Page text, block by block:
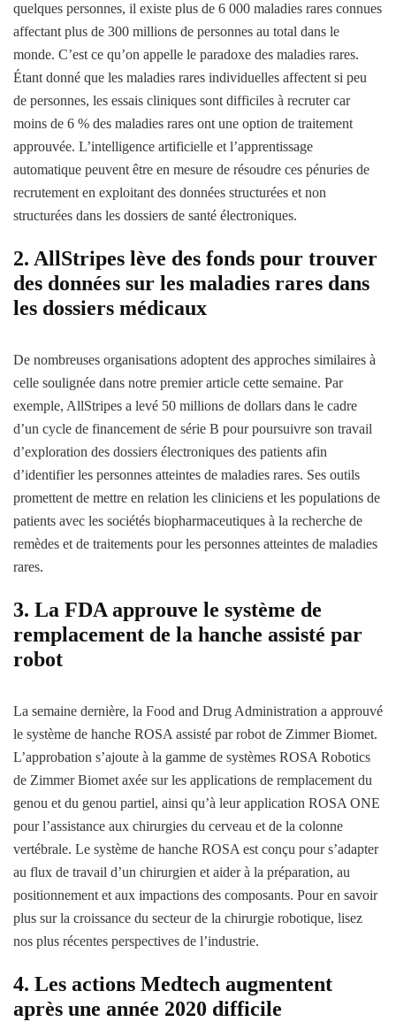
quelques personnes, il existe plus de 6 000 maladies rares connues
affectant plus de 300 millions de personnes au total dans le
monde. C’est ce qu’on appelle le paradoxe des maladies rares.
Étant donné que les maladies rares individuelles affectent si peu
de personnes, les essais cliniques sont difficiles à recruter car
moins de 6 % des maladies rares ont une option de traitement
approuvée. L’intelligence artificielle et l’apprentissage
automatique peuvent être en mesure de résoudre ces pénuries de
recrutement en exploitant des données structurées et non
structurées dans les dossiers de santé électroniques.
2. AllStripes lève des fonds pour trouver
des données sur les maladies rares dans
les dossiers médicaux
De nombreuses organisations adoptent des approches similaires à
celle soulignée dans notre premier article cette semaine. Par
exemple, AllStripes a levé 50 millions de dollars dans le cadre
d’un cycle de financement de série B pour poursuivre son travail
d’exploration des dossiers électroniques des patients afin
d’identifier les personnes atteintes de maladies rares. Ses outils
promettent de mettre en relation les cliniciens et les populations de
patients avec les sociétés biopharmaceutiques à la recherche de
remèdes et de traitements pour les personnes atteintes de maladies
rares.
3. La FDA approuve le système de
remplacement de la hanche assisté par
robot
La semaine dernière, la Food and Drug Administration a approuvé
le système de hanche ROSA assisté par robot de Zimmer Biomet.
L’approbation s’ajoute à la gamme de systèmes ROSA Robotics
de Zimmer Biomet axée sur les applications de remplacement du
genou et du genou partiel, ainsi qu’à leur application ROSA ONE
pour l’assistance aux chirurgies du cerveau et de la colonne
vertébrale. Le système de hanche ROSA est conçu pour s’adapter
au flux de travail d’un chirurgien et aider à la préparation, au
positionnement et aux impactions des composants. Pour en savoir
plus sur la croissance du secteur de la chirurgie robotique, lisez
nos plus récentes perspectives de l’industrie.
4. Les actions Medtech augmentent
après une année 2020 difficile